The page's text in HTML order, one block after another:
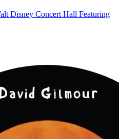
Disney Concert Hall Featuring